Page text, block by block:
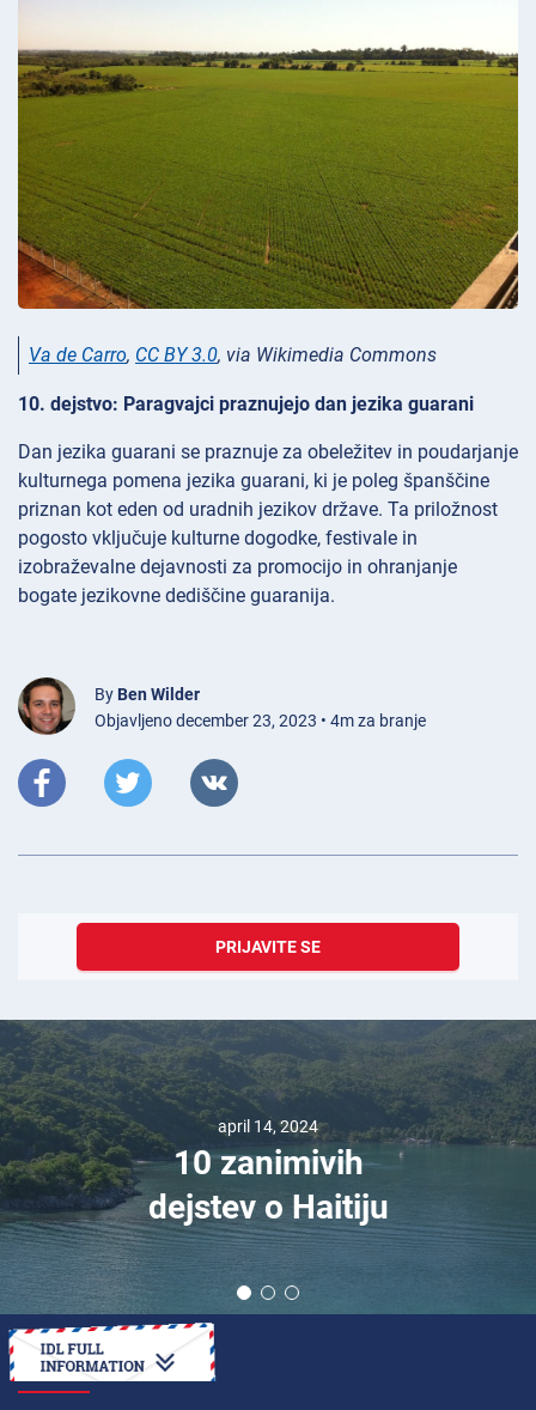
Va de Carro, CC BY 3.0, via Wikimedia Commons
10. dejstvo: Paragvajci praznujejo dan jezika guarani
Dan jezika guarani se praznuje za obeležitev in poudarjanje
kulturnega pomena jezika guarani, ki je poleg španščine
priznan kot eden od uradnih jezikov države. Ta priložnost
pogosto vključuje kulturne dogodke, festivale in
izobraževalne dejavnosti za promocijo in ohranjanje
bogate jezikovne dediščine guaranija.
By Ben Wilder
Objavljeno december 23, 2023 • 4m za branje
PRIJAVITE SE
april 14, 2024
10 zanimivih
dejstev o Haitiju
KAKO DO